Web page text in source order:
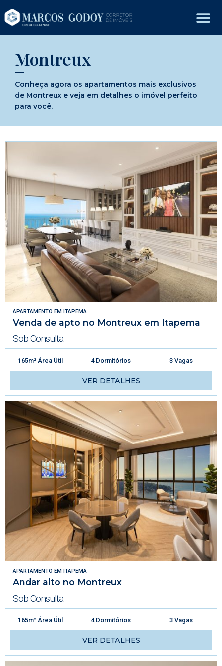
Montreux
Conheça agora os apartamentos mais exclusivos
de Montreux e veja em detalhes o imóvel perfeito
para você.
APARTAMENTO EM ITAPEMA
Venda de apto no Montreux em Itapema
Sob Consulta
165m² Área Útil 4 Dormitórios 3 Vagas
VER DETALHES
APARTAMENTO EM ITAPEMA
Andar alto no Montreux
Sob Consulta
165m² Área Útil 4 Dormitórios 3 Vagas
VER DETALHES